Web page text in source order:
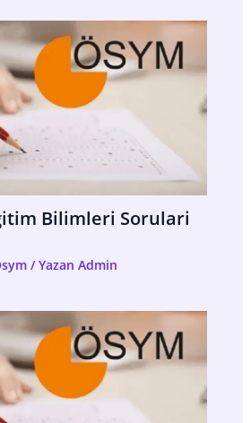
Bilimleri Sorulari
/ Yazan Admin